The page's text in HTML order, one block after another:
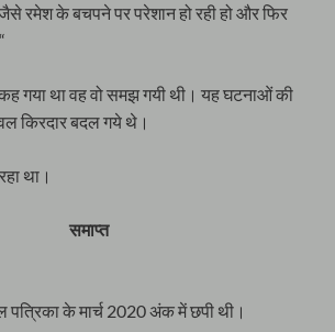
रमेश के बचपने पर परेशान हो रही हो और फिर
गया था वह वो समझ गयी थी। यह घटनाओं की
किरदार बदल गये थे।
था।
समाप्त
पत्रिका के मार्च 2020 अंक में छपी थी।